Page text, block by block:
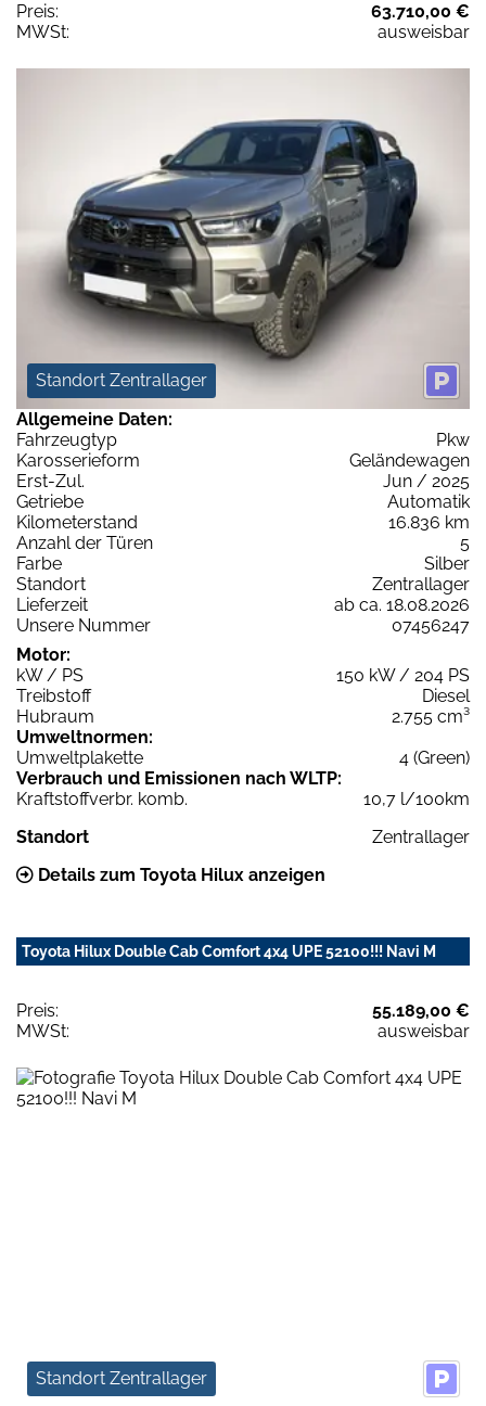
Preis:
63.710,00 €
MWSt:
ausweisbar
Standort Zentrallager
Allgemeine Daten:
Fahrzeugtyp
Pkw
Karosserieform
Geländewagen
Erst-Zul.
Jun / 2025
Getriebe
Automatik
Kilometerstand
16.836 km
Anzahl der Türen
5
Farbe
Silber
Standort
Zentrallager
Lieferzeit
ab ca. 18.08.2026
Unsere Nummer
07456247
Motor:
kW / PS
150 kW / 204 PS
Treibstoff
Diesel
Hubraum
2.755 cm³
Umweltnormen:
Umweltplakette
4 (Green)
Verbrauch und Emissionen nach WLTP:
Kraftstoffverbr. komb.
10,7 l/100km
Standort
Zentrallager
Details zum Toyota Hilux anzeigen
Toyota Hilux Double Cab Comfort 4x4 UPE 52100!!! Navi M
Preis:
55.189,00 €
MWSt:
ausweisbar
Standort Zentrallager